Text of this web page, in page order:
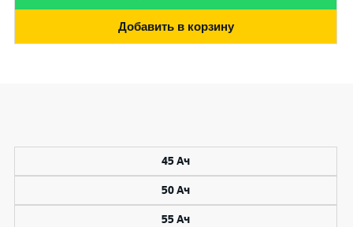
Добавить в корзину
45 Ач
50 Ач
55 Ач